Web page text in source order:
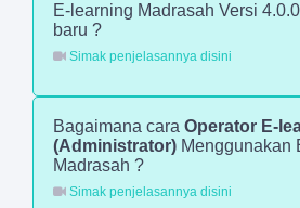
E-learning Madrasah Versi
baru ?
Simak penjelasannya disini
Bagaimana cara Operator E-
(Administrator) Menggunakan
Madrasah ?
Simak penjelasannya disini